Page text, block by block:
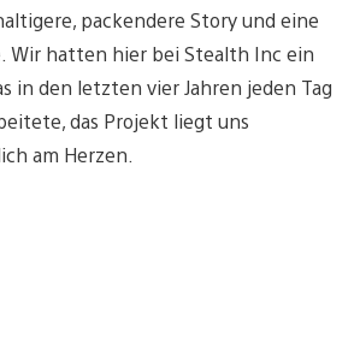
packendere Story und eine
Wir hatten hier bei Stealth Inc ein
in den letzten vier Jahren jeden Tag
das Projekt liegt uns
am Herzen.